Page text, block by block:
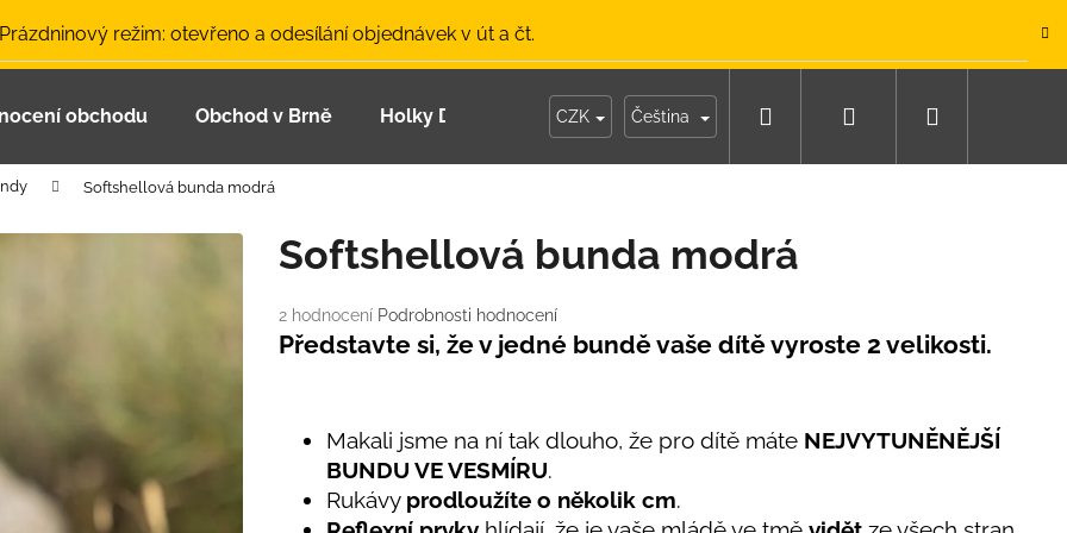
režim: otevřeno a odesílání objednávek v út a čt.
obchodu Obchod v Brně Holky Dupeťačky Moje objednávka
CZK Čeština Hledat Přihlášení
Softshellová bunda modrá
Průměrné
hodnocení
produktu
hvězdiček.
2 hodnocení Podrobnosti hodnocení
Softshellová bunda modrá
Představte si, že v jedné bundě vaše dítě vyroste 2 velikosti.
Makali jsme na ní tak dlouho, že pro dítě máte NEJVYTUNĚNĚJŠÍ
BUNDU VE VESMÍRU.
Rukávy prodloužíte o několik cm.
Co potřebujete najít?
Doporučujeme
LETNÍ ČEPICE UV 30 SVĚTLE MODRÁ
BAMBUSOVÉ TRIKO NÁMOŘNICKÉ